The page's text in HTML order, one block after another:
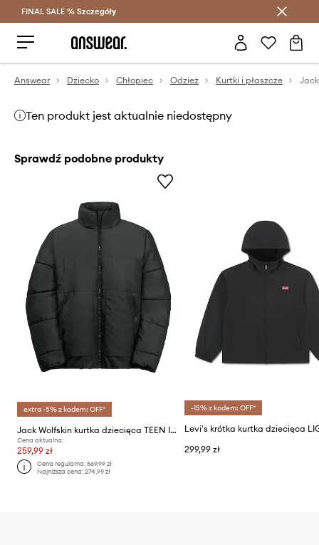
Oszczędzaj z Answear Club >
FINAL SALE % Szczegóły
Answear Dziecko Chłopiec Odzież Kurtki i płaszcze
Ten produkt jest aktualnie niedostępny
Sprawdź podobne produkty
extra -5% z kodem: OFF*
Jack Wolfskin kurtka dziecięca TEEN INS
Cena aktualna:
259,99 zł
Cena regularna:569,99 zł
Najniższa cena:274,99 zł
-15% z kodem: OFF*
299,99 zł